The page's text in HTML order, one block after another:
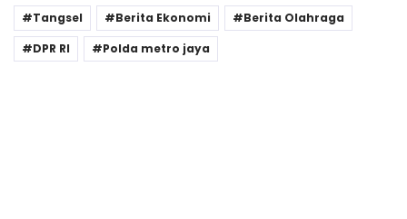
Tangsel
Berita Ekonomi
Berita Olahraga
DPR RI
Polda metro jaya